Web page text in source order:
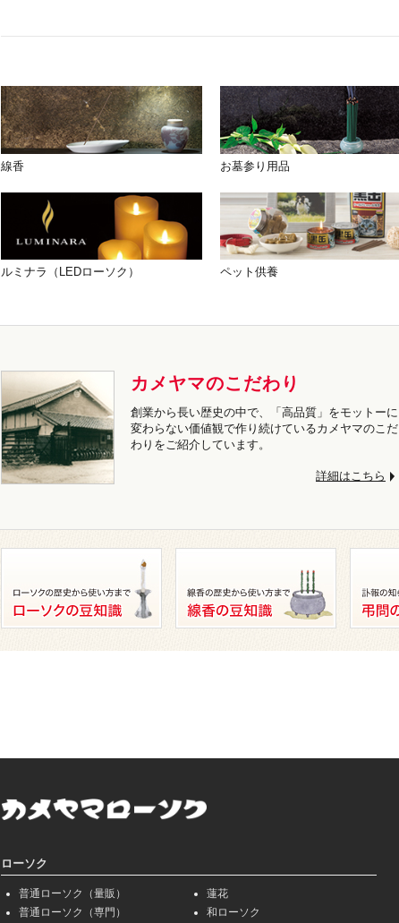
線香 お墓参り用品
ルミナラ（LEDローソク） ペット供養
カメヤマのこだわり
創業から長い歴史の中で、「高品質」をモットーに
変わらない価値観で作り続けているカメヤマのこだ
わりをご紹介しています。
詳細はこちら
ローソク
普通ローソク（量販）
普通ローソク（専門）
蓮花
和ローソク